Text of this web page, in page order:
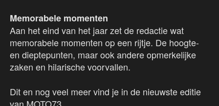
Memorabele momenten
Aan het eind van het jaar zet de redactie wat
memorabele momenten op een rijtje. De hoogte-
en dieptepunten, maar ook andere opmerkelijke
zaken en hilarische voorvallen.
Dit en nog veel meer vind je in de nieuwste editie